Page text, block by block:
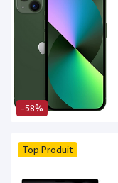
-58%
Top Produit